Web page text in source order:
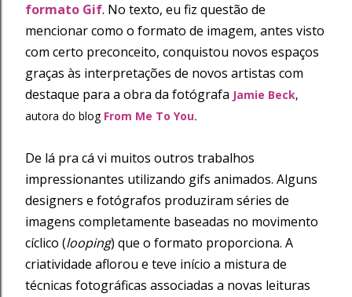
formato Gif. No texto, eu fiz questão de
mencionar como o formato de imagem, antes visto
com certo preconceito, conquistou novos espaços
graças às interpretações de novos artistas com
destaque para a obra da fotógrafa Jamie Beck,
autora do blog From Me To You.
De lá pra cá vi muitos outros trabalhos
impressionantes utilizando gifs animados. Alguns
designers e fotógrafos produziram séries de
imagens completamente baseadas no movimento
cíclico (looping) que o formato proporciona. A
criatividade aflorou e teve início a mistura de
técnicas fotográficas associadas a novas leituras